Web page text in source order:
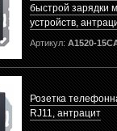
быстрой зарядки
устройств,
Артикул: A1520-
Розетка
RJ11, антрацит